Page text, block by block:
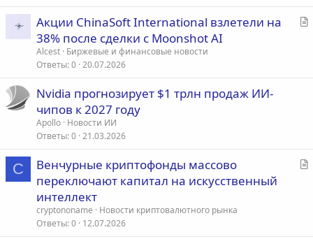
С
Акции ChinaSoft International взлетели на
38% после сделки с Moonshot AI
Alcest Биржевые и финансовые новости
Ответы 0 20.07.2026
Nvidia прогнозирует $1 трлн продаж ИИ-
чипов к 2027 году
Apollo Новости ИИ
Ответы 0 21.03.2026
C
С
Венчурные криптофонды массово
переключают капитал на искусственный
интеллект
cryptononame
Новости криптовалютного рынка
Ответы 0 12.07.2026